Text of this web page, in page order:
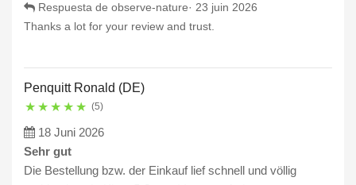
Respuesta de observe-nature· 23 juin 2026
Thanks a lot for your review and trust.
Penquitt Ronald (DE)
★ ★ ★ ★ ★ (5)
18 Juni 2026
Sehr gut
Die Bestellung bzw. der Einkauf lief schnell und völlig